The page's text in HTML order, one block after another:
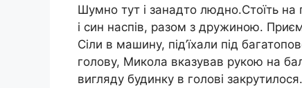
Шумно тут і занадто людно.Стоїть на
і син наспів, разом з дружиною.
Сіли в машину, під’їхали під
голову, Микола вказував рукою на
вигляду будинку в голові